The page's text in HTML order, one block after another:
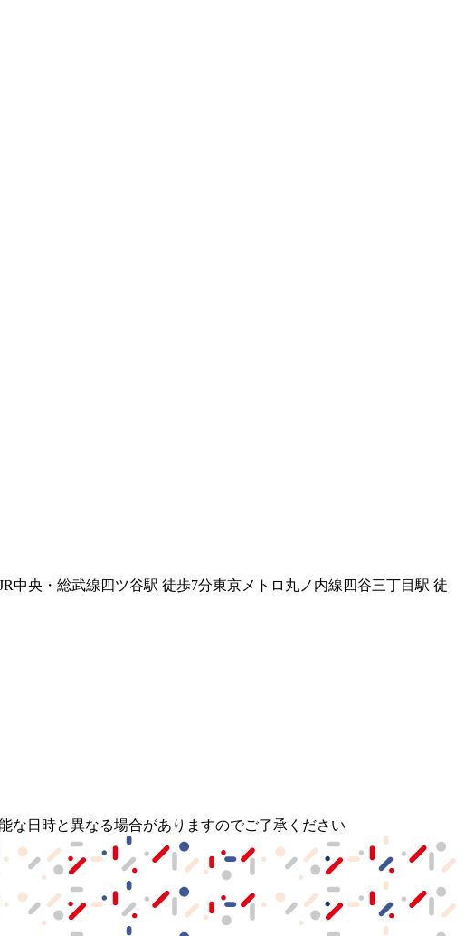
中央・総武線 四ツ谷駅 徒歩7分東京メトロ丸ノ内線 四谷三丁目駅 徒
な日時と異なる場合がありますのでご了承ください